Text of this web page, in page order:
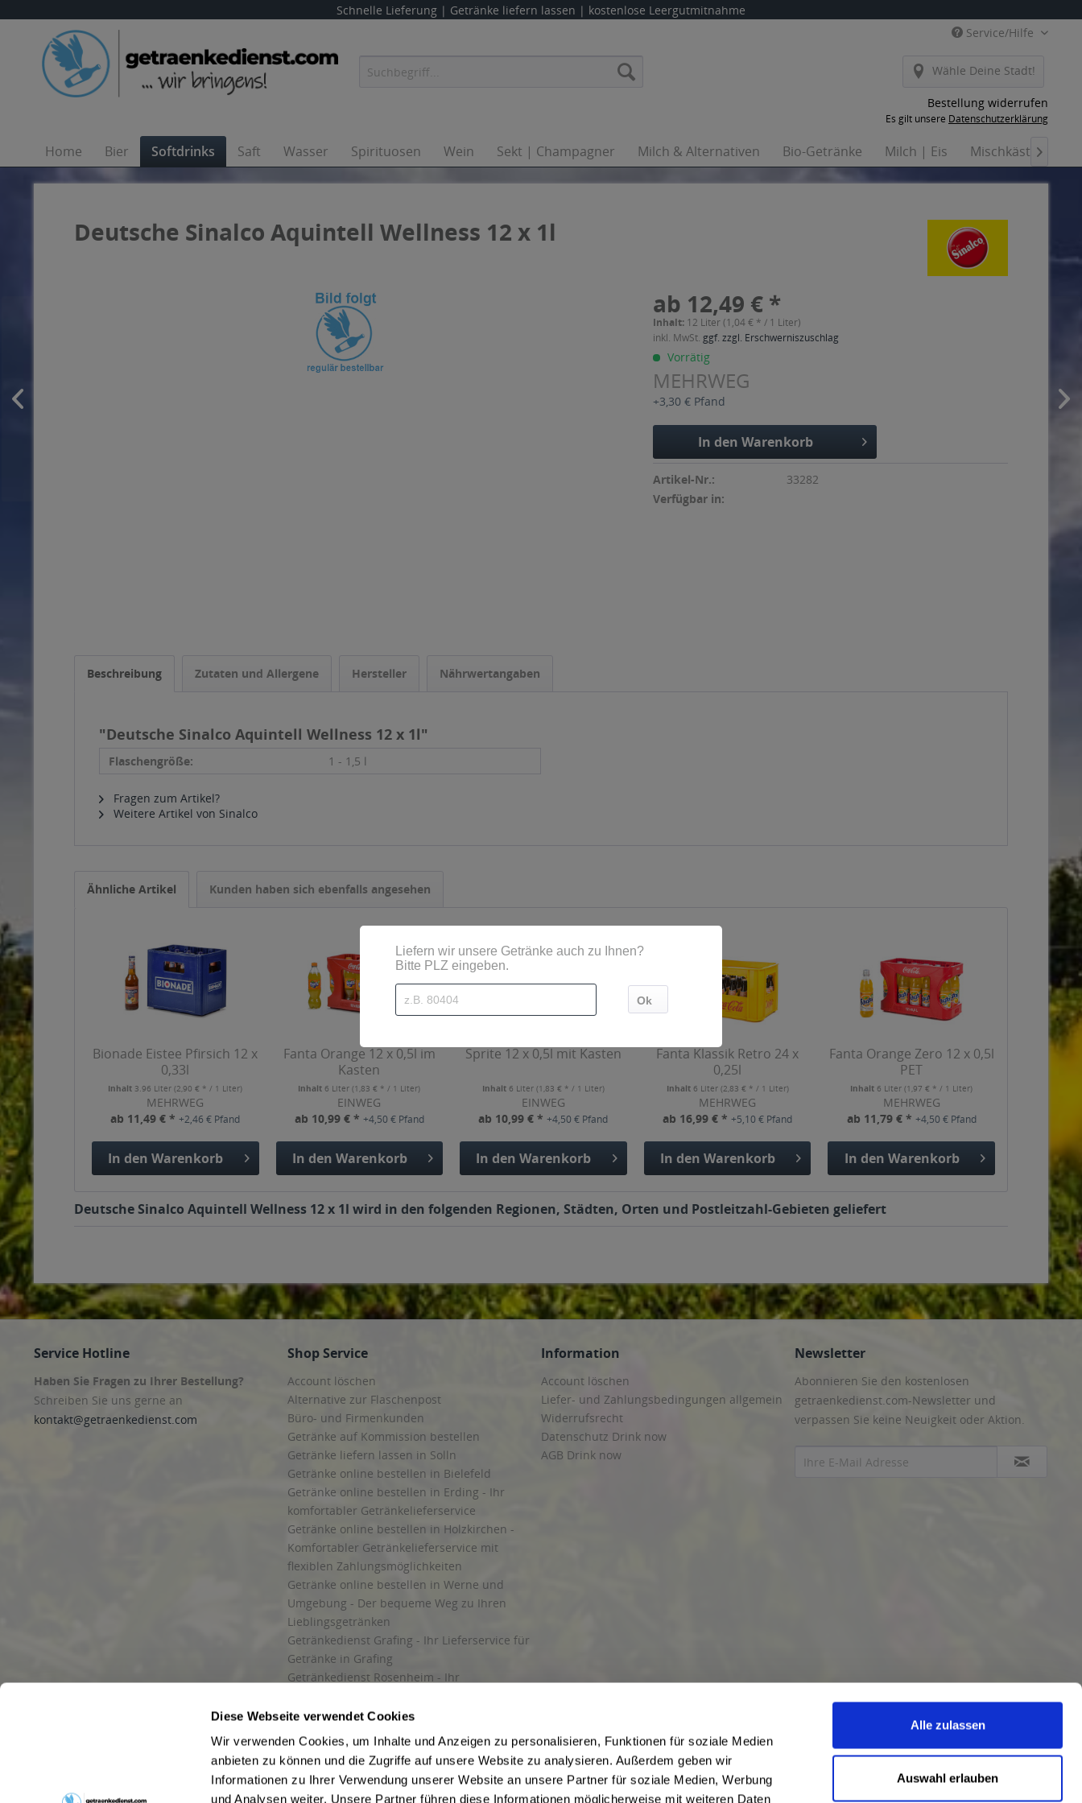
Diese Webseite verwendet Cookies
Wir verwenden Cookies, um Inhalte und Anzeigen zu personalisieren, Funktionen für soziale Medien
anbieten zu können und die Zugriffe auf unsere Website zu analysieren. Außerdem geben wir
Informationen zu Ihrer Verwendung unserer Website an unsere Partner für soziale Medien, Werbung
und Analysen weiter. Unsere Partner führen diese Informationen möglicherweise mit weiteren Daten
Alle zulassen
Auswahl erlauben
Schnelle Lieferung | Getränke liefern lassen | kostenlose Leergutmitnahme
Service/Hilfe
Wähle Deine Stadt!
Bestellung widerrufen
Es gilt unsere Datenschutzerklärung
Home Bier Softdrinks Saft Wasser Spirituosen Wein Sekt | Champagner Milch & Alternativen Bio-Getränke Milch | Eis Mischkästen

Deutsche Sinalco Aquintell Wellness 12 x 1l
ab 12,49 € *
Inhalt: 12 Liter (1,04 € * / 1 Liter)
inkl. MwSt. ggf. zzgl. Erschwerniszuschlag
Vorrätig
MEHRWEG
+3,30 € Pfand
In den Warenkorb
Artikel-Nr.:
33282
Verfügbar in:
Beschreibung Zutaten und Allergene Hersteller Nährwertangaben
"Deutsche Sinalco Aquintell Wellness 12 x 1l"
Flaschengröße: 1 - 1,5 l
Fragen zum Artikel?
Weitere Artikel von Sinalco
Ähnliche Artikel Kunden haben sich ebenfalls angesehen
Bionade Eistee Pfirsich 12 x
0,33l
Inhalt 3.96 Liter(2,90 € * / 1 Liter)
MEHRWEG
ab 11,49 € *+2,46 € Pfand
In den Warenkorb
Fanta Orange 12 x 0,5l im
Kasten
Inhalt 6 Liter(1,83 € * / 1 Liter)
EINWEG
ab 10,99 € * +4,50 € Pfand
In den Warenkorb
Sprite 12 x 0,5l mit Kasten
Inhalt 6 Liter (1,83 € * / 1 Liter)
EINWEG
ab 10,99 € *+4,50 € Pfand
In den Warenkorb
Fanta Klassik Retro 24 x
0,25l
Inhalt 6 Liter (2,83 € * / 1 Liter)
MEHRWEG
ab 16,99 € *+5,10 € Pfand
In den Warenkorb
Fanta Orange Zero 12 x 0,5l
PET
Inhalt 6 Liter(1,97 € * / 1 Liter)
MEHRWEG
ab 11,79 € * +4,50 € Pfand
In den Warenkorb
Deutsche Sinalco Aquintell Wellness 12 x 1l wird in den folgenden Regionen, Städten, Orten und Postleitzahl-Gebieten geliefert
Service Hotline
Haben Sie Fragen zu Ihrer Bestellung?
Schreiben Sie uns gerne an
kontakt@getraenkedienst.com
Shop Service
Account löschen
Alternative zur Flaschenpost
Büro- und Firmenkunden
Getränke auf Kommission bestellen
Getränke liefern lassen in Solln
Getränke online bestellen in Bielefeld
Getränke online bestellen in Erding - Ihr
komfortabler Getränkelieferservice
Getränke online bestellen in Holzkirchen -
Komfortabler Getränkelieferservice mit
flexiblen Zahlungsmöglichkeiten
Getränke online bestellen in Werne und
Umgebung - Der bequeme Weg zu Ihren
Lieblingsgetränken
Getränkedienst Grafing - Ihr Lieferservice für
Getränke in Grafing
Getränkedienst Rosenheim - Ihr
und Umgebung
Liefergebiet
Lieferservice für Getränke
Wir liefern Getränke
Information
Account löschen
Liefer- und Zahlungsbedingungen allgemein
Widerrufsrecht
Datenschutz Drink now
AGB Drink now
Newsletter
Abonnieren Sie den kostenlosen
getraenkedienst.com-Newsletter und
verpassen Sie keine Neuigkeit oder Aktion.